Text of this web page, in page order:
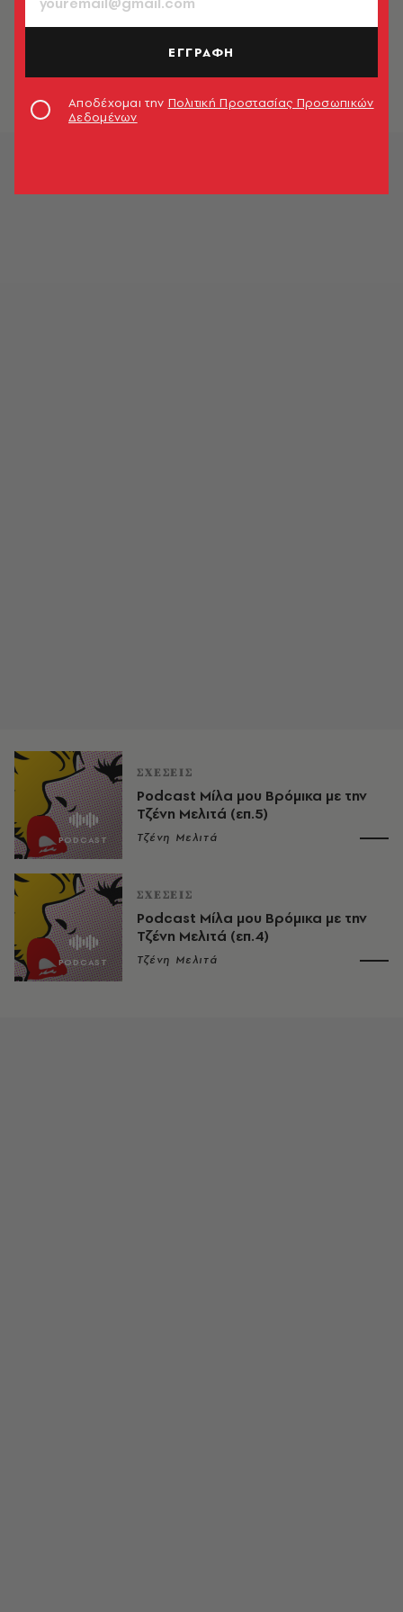
ΣΧΕΣΕΙΣ
Podcast Μίλα μου Βρόμικα με την
Τζένη Μελιτά (επ.6)
Τζένη Μελιτά
ΣΧΕΣΕΙΣ
Podcast Μίλα μου Βρόμικα με την
Τζένη Μελιτά (επ.5)
Τζένη Μελιτά
ΣΧΕΣΕΙΣ
Podcast Μίλα μου Βρόμικα με την
Τζένη Μελιτά (επ.4)
Τζένη Μελιτά
ΕΓΓΡΑΦΗ
Αποδέχομαι την Πολιτική Προστασίας Προσωπικών
Δεδομένων